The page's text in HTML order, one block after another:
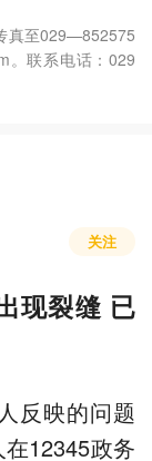
真至029—852575
。联系电话：029
关注
现裂缝 已
反映的问题
12345政务